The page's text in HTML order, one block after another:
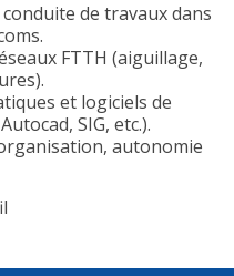
de travaux dans
FTTH (aiguillage,
et logiciels de
SIG, etc.).
autonomie